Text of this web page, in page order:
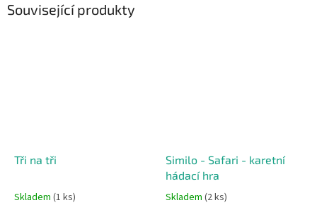
Související produkty
Tři na tři
Skladem (1 ks)
Similo - Safari - karetní
hádací hra
Skladem (2 ks)